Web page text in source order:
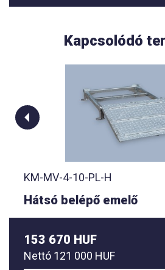
Kapcsolódó
KM-MV-4-10-PL-H
Hátsó belépő emelő
153 670 HUF
Nettó 121 000 HUF